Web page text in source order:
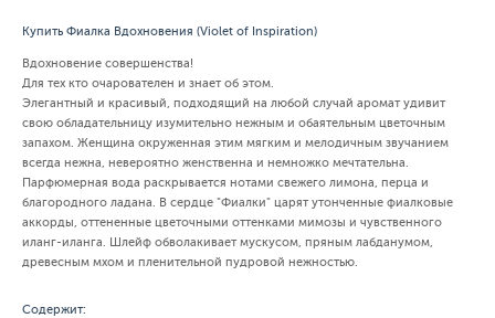
Купить Фиалка Вдохновения (Violet of Inspiration)
Вдохновение совершенства!
Для тех кто очарователен и знает об этом.
Элегантный и красивый, подходящий на любой случай аромат удивит
свою обладательницу изумительно нежным и обаятельным цветочным
запахом. Женщина окруженная этим мягким и мелодичным звучанием
всегда нежна, невероятно женственна и немножко мечтательна.
Парфюмерная вода раскрывается нотами свежего лимона, перца и
благородного ладана. В сердце "Фиалки" царят утонченные фиалковые
аккорды, оттененные цветочными оттенками мимозы и чувственного
иланг-иланга. Шлейф обволакивает мускусом, пряным лабданумом,
древесным мхом и пленительной пудровой нежностью.
Содержит: